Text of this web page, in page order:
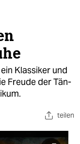
Klassiker und
Freude der Tän­
teilen